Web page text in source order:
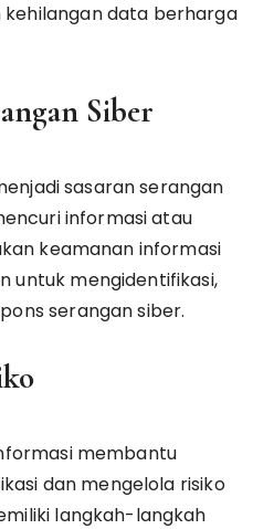
data berharga
Siber
sasaran serangan
informasi atau
keamanan informasi
untuk mengidentifikasi,
serangan siber.
membantu
dan mengelola risiko
langkah-langkah